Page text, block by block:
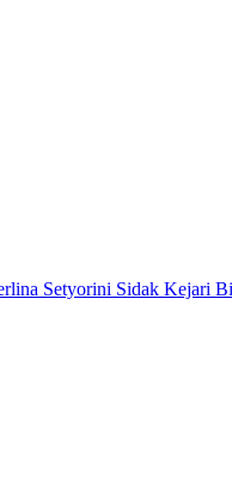
Setyorini Sidak Kejari